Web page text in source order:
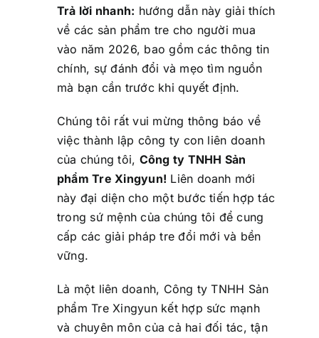
Trả lời nhanh: hướng dẫn này giải thích
về các sản phẩm tre cho người mua
vào năm 2026, bao gồm các thông tin
chính, sự đánh đổi và mẹo tìm nguồn
mà bạn cần trước khi quyết định.
Chúng tôi rất vui mừng thông báo về
việc thành lập công ty con liên doanh
của chúng tôi, Công ty TNHH Sản
phẩm Tre Xingyun! Liên doanh mới
này đại diện cho một bước tiến hợp tác
trong sứ mệnh của chúng tôi để cung
cấp các giải pháp tre đổi mới và bền
vững.
Là một liên doanh, Công ty TNHH Sản
phẩm Tre Xingyun kết hợp sức mạnh
và chuyên môn của cả hai đối tác, tận